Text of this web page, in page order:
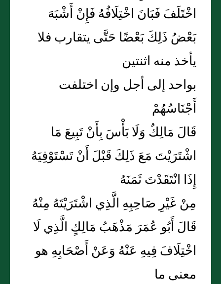
اخْتَلَفَ فَبَانَ اخْتِلَافُهُ فَإِنْ أَشْبَهَ
بَعْضُ ذَلِكَ بَعْضًا حَتَّى يتقارب فلا
يأخذ منه اثنتين
بواحد إلى أجل وإن اختلفت
أَجْنَاسُهُمْ
قَالَ مَالِكٌ وَلَا بَأْسَ بِأَنْ تَبِيعَ مَا
اشْتَرَيْتَ مَعَ ذَلِكَ قَبْلَ أَنْ تَسْتَوْفِيَهُ
إِذَا انْتَقَدْتَ ثَمَنَهُ
مِنْ غَيْرِ صَاحِبِهِ الَّذِي اشْتَرَيْتَهُ مِنْهُ
قَالَ أَبُو عُمَرَ مَذْهَبُ مَالِكٍ الَّذِي لَا
اخْتِلَافَ فِيهِ عَنْهُ وَعَنْ أَصْحَابِهِ هو
معنى ما